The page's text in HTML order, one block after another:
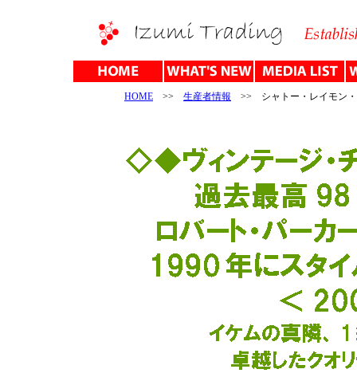
HOME >> 生産者情報 >> シャトー・レイモン